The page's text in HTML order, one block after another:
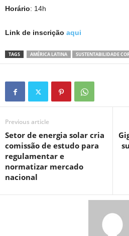
Horário: 14h
Link de inscrição aqui
TAGS AMÉRICA LATINA SUSTENTABILIDADE
Previous article
Setor de energia solar cria
comissão de estudo para
regulamentar e
normatizar mercado
nacional